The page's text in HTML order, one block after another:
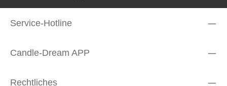
Service-Hotline
Candle-Dream APP
Rechtliches